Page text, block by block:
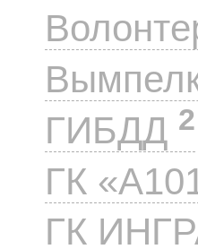
ГИБДД 2
ГК
ГК